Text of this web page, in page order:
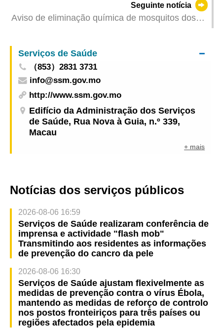
em Macau, no valor de RMB 1 mil milhões
Seguinte notícia
Aviso de eliminação química de mosquitos dos
Serviços de Saúde
（853）2831 3731
info@ssm.gov.mo
http://www.ssm.gov.mo
Edifício da Administração dos Serviços
de Saúde, Rua Nova à Guia, n.º 339,
Macau
+ mais
Notícias dos serviços públicos
2026-08-06 16:59
Serviços de Saúde realizaram conferência de
imprensa e actividade "flash mob"
Transmitindo aos residentes as informações
de prevenção do cancro da pele
2026-08-06 16:30
Serviços de Saúde ajustam flexivelmente as
medidas de prevenção contra o vírus Ébola,
mantendo as medidas de reforço de controlo
nos postos fronteiriços para três países ou
regiões afectados pela epidemia